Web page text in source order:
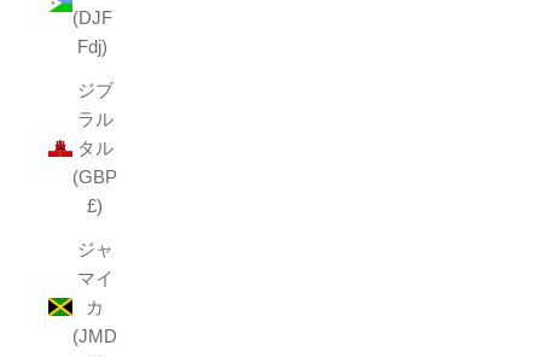
(DJF
Fdj)
ジブ
ラル
タル
(GBP
£)
ジャ
マイ
カ
(JMD